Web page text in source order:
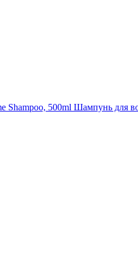
Shampoo, 500ml Шампунь для